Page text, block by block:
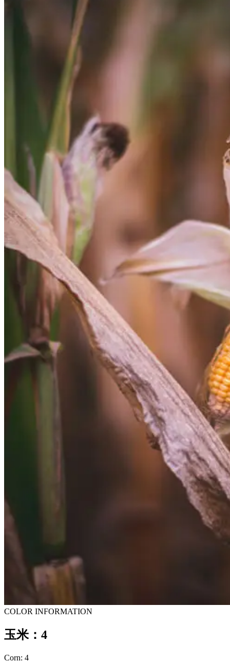
COLOR INFORMATION
玉米：4
Corn: 4